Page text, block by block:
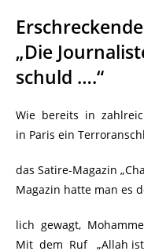
„Die
schuld ….“
Wie bereits in
in Paris ein
das Satire-Magazin
Magazin hatte man es
lich gewagt,
Mit dem Ruf „Allah ist